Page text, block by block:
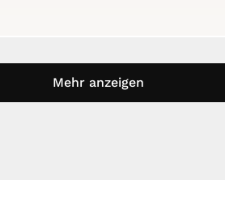
Mehr anzeigen